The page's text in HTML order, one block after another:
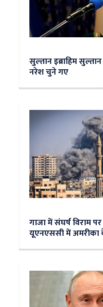
सुल्‍तान इब्राहिम
नरेश चुने गए
गाजा में संघर्ष विराम
यूएनएससी में अमरीका